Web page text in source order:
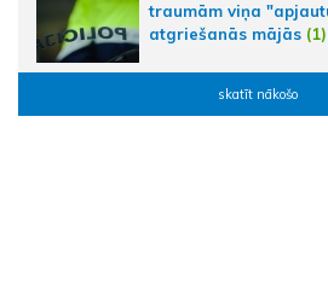
traumām viņa
atgriešanās mājās (1)
skatīt nākošo